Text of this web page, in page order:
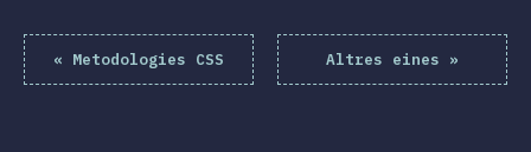
« Metodologies CSS Altres eines »